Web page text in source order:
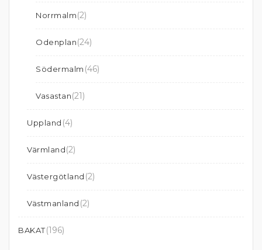
Norrmalm(2)
Odenplan(24)
Södermalm (46)
Vasastan(21)
Uppland (4)
Värmland(2)
Västergötland (2)
Västmanland (2)
BAKAT(196)